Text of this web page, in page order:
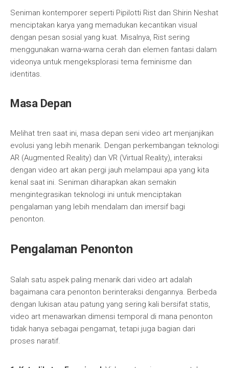
Seniman kontemporer seperti Pipilotti Rist dan Shirin Neshat
menciptakan karya yang memadukan kecantikan visual
dengan pesan sosial yang kuat. Misalnya, Rist sering
menggunakan warna-warna cerah dan elemen fantasi dalam
videonya untuk mengeksplorasi tema feminisme dan
identitas.
Masa Depan
Melihat tren saat ini, masa depan seni video art menjanjikan
evolusi yang lebih menarik. Dengan perkembangan teknologi
AR (Augmented Reality) dan VR (Virtual Reality), interaksi
dengan video art akan pergi jauh melampaui apa yang kita
kenal saat ini. Seniman diharapkan akan semakin
mengintegrasikan teknologi ini untuk menciptakan
pengalaman yang lebih mendalam dan imersif bagi
penonton.
Pengalaman Penonton
Salah satu aspek paling menarik dari video art adalah
bagaimana cara penonton berinteraksi dengannya. Berbeda
dengan lukisan atau patung yang sering kali bersifat statis,
video art menawarkan dimensi temporal di mana penonton
tidak hanya sebagai pengamat, tetapi juga bagian dari
proses naratif.